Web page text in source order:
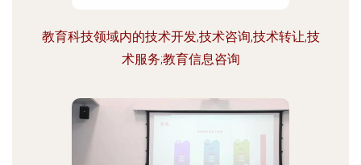
教育科技领域内的技术开发,技术咨询,技术转让,技
术服务;教育信息咨询